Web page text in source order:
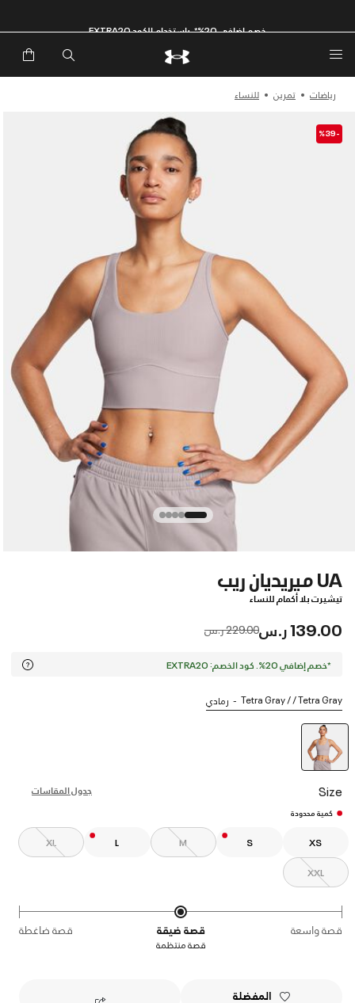
رياضات تمرين للنساء
-%39
UA ميريديان ريب
تيشيرت بلا أكمام للنساء
139.00 ر.س Price reduced from
229.00 ر.س to
*خصم إضافي 20%. كود الخصم: EXTRA20
Tetra Gray / / Tetra Gray رمادي
Size جدول المقاسات
كمية محدودة
XS
S
M
L
XL
XXL
قصة واسعة قصة ضيقة قصة ضاغطة
قصة منتظمة
المفضلة